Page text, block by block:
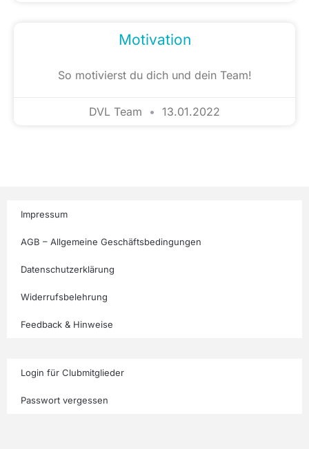
Motivation
So motivierst du dich und dein Team!
DVL Team 13.01.2022
Impressum
AGB – Allgemeine Geschäftsbedingungen
Datenschutzerklärung
Widerrufsbelehrung
Feedback & Hinweise
Login für Clubmitglieder
Passwort vergessen